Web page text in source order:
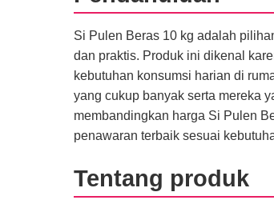
Si Pulen Beras 10 kg adalah
dan praktis. Produk ini dikenal
kebutuhan konsumsi harian di
yang cukup banyak serta mereka
membandingkan harga Si Pulen
penawaran terbaik sesuai
Tentang produk